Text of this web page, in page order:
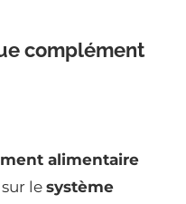
complément
alimentaire
lesystème